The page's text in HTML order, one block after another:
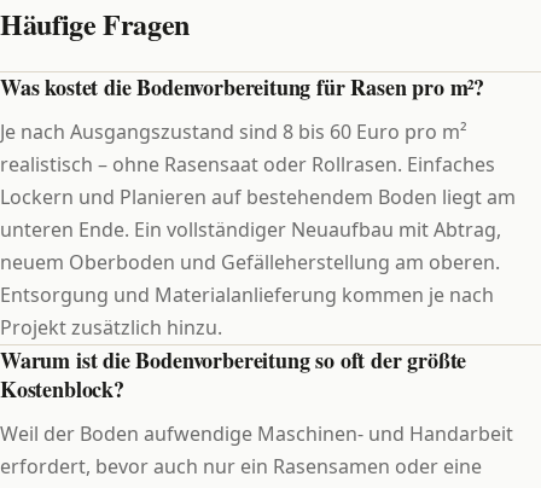
Häufige Fragen
Was kostet die Bodenvorbereitung für Rasen pro m²?
Je nach Ausgangszustand sind 8 bis 60 Euro pro m²
realistisch – ohne Rasensaat oder Rollrasen. Einfaches
Lockern und Planieren auf bestehendem Boden liegt am
unteren Ende. Ein vollständiger Neuaufbau mit Abtrag,
neuem Oberboden und Gefälleherstellung am oberen.
Entsorgung und Materialanlieferung kommen je nach
Projekt zusätzlich hinzu.
Warum ist die Bodenvorbereitung so oft der größte
Kostenblock?
Weil der Boden aufwendige Maschinen- und Handarbeit
erfordert, bevor auch nur ein Rasensamen oder eine